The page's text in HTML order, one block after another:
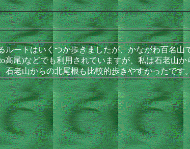
ートはいくつか歩きましたが、かながわ百名山
高尾)などでも利用されていますが、私は石老山
石老山からの北尾根も比較的歩きやすかったです